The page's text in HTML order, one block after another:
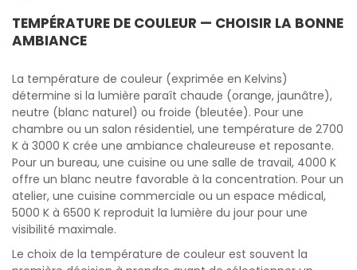
TEMPÉRATURE DE COULEUR — CHOISIR LA BONNE
AMBIANCE
La température de couleur (exprimée en Kelvins)
détermine si la lumière paraît chaude (orange, jaunâtre),
neutre (blanc naturel) ou froide (bleutée). Pour une
chambre ou un salon résidentiel, une température de 2700
K à 3000 K crée une ambiance chaleureuse et reposante.
Pour un bureau, une cuisine ou une salle de travail, 4000 K
offre un blanc neutre favorable à la concentration. Pour un
atelier, une cuisine commerciale ou un espace médical,
5000 K à 6500 K reproduit la lumière du jour pour une
visibilité maximale.
Le choix de la température de couleur est souvent la